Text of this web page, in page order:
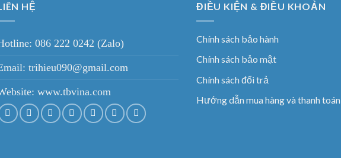
HỆ
086 222 0242 (Zalo)
trihieu090@gmail.com
www.tbvina.com
ĐIỀU KIỆN & ĐIỀU KHOẢN
Chính sách bảo hành
Chính sách bảo mật
Chính sách đổi trả
Hướng dẫn mua hàng và thanh toán